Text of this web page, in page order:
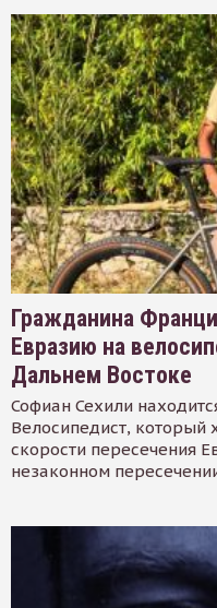
Гражданина
Евразию на
Дальнем Востоке
Софиан Сехили
Велосипедист, который
скорости пересечения
незаконном